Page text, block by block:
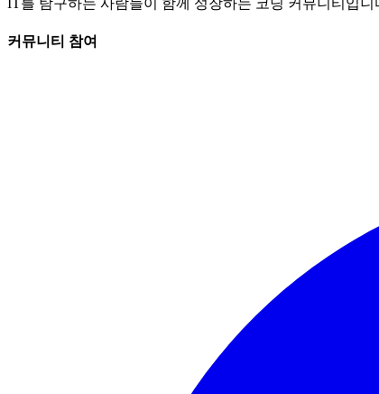
IT를 탐구하는 사람들이 함께 성장하는 코딩 커뮤니티입
커뮤니티 참여